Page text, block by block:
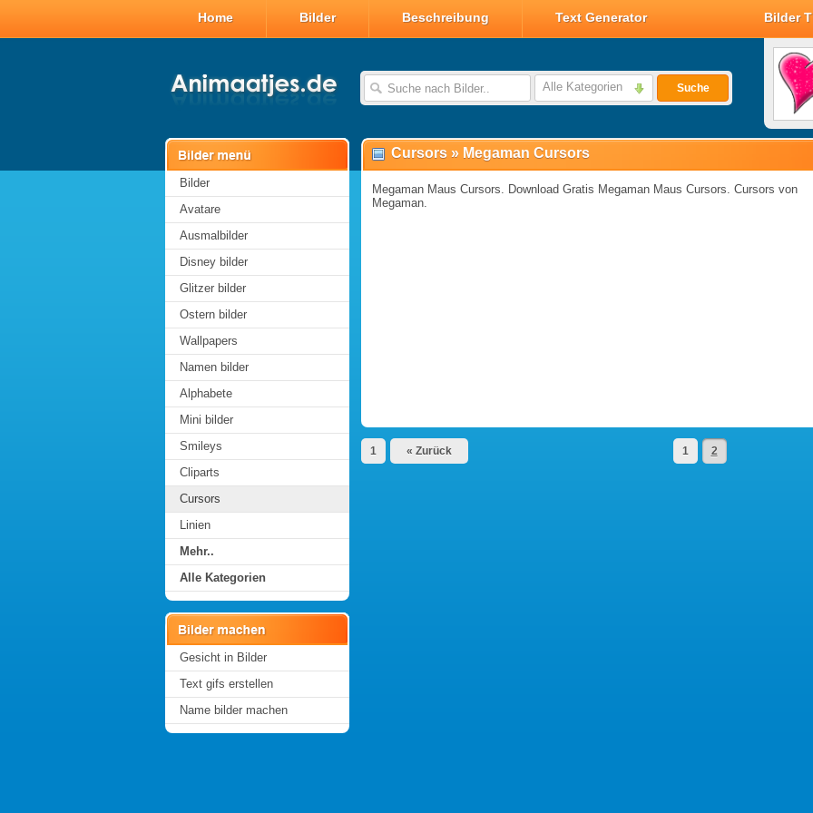
Home Bilder Beschreibung Text Generator Bilder
Alle Kategorien Suche
Valentin Bilder
Valentin Smileys
Disney Valentin Bilder
Bilder
Avatare
Ausmalbilder
Disney bilder
Glitzer bilder
Ostern bilder
Wallpapers
Namen bilder
Alphabete
Mini bilder
Smileys
Cliparts
Cursors
Linien
Mehr..
Alle Kategorien
Gesicht in Bilder
Text gifs erstellen
Name bilder machen
Cursors » Megaman Cursors
Megaman Maus Cursors. Download Gratis Megaman Maus Cursors. Cursors von
Megaman.
1 « Zurück 1 2